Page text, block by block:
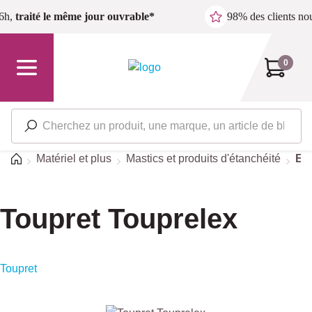
Passer au contenu principal
traité le même jour ouvrable* 98% des clients
0
Accueil
Matériel et plus Mastics et produits d'étanchéité
Toupret Touprelex
Toupret